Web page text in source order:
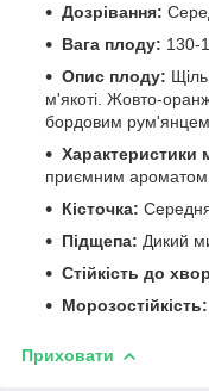
Дозрівання:
Вага плоду: 130-
Опис плоду:
м'якоті. Жовто-
бордовим рум'янцем.
Характеристики
приємним ароматом.
Кісточка:
Підщепа: Дикий
Стійкість до
Морозостійкість:
Приховати